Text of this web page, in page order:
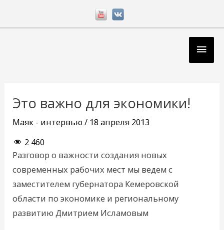
Это важно для экономики!
Маяк - интервью / 18 апреля 2013
2 460
Разговор о важности создания новых
современных рабочих мест мы ведем с
заместителем губернатора Кемеровской
области по экономике и региональному
развитию Дмитрием Исламовым
записям